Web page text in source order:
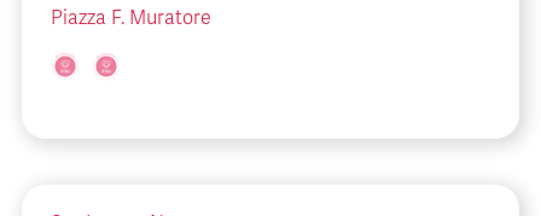
Piazza F. Muratore